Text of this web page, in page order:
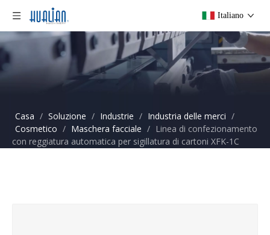
Italiano
Casa / Soluzione / Industrie / Industria delle merci /
Cosmetico / Maschera facciale / Linea di confezionamento
con reggiatura automatica per sigillatura di cartoni XFK-1C